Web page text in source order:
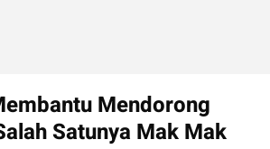
Mendorong
Satunya Mak Mak